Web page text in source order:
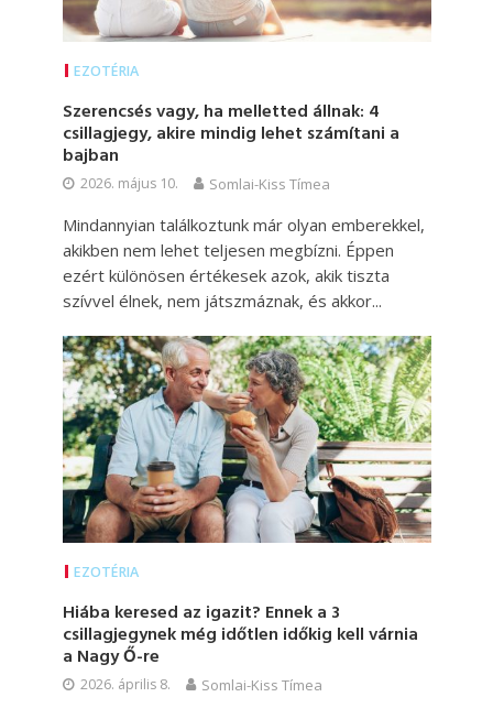
EZOTÉRIA
Szerencsés vagy, ha melletted állnak: 4
csillagjegy, akire mindig lehet számítani a
bajban
2026. május 10. Somlai-Kiss Tímea
Mindannyian találkoztunk már olyan emberekkel,
akikben nem lehet teljesen megbízni. Éppen
ezért különösen értékesek azok, akik tiszta
szívvel élnek, nem játszmáznak, és akkor...
EZOTÉRIA
Hiába keresed az igazit? Ennek a 3
csillagjegynek még időtlen időkig kell várnia
a Nagy Ő-re
2026. április 8. Somlai-Kiss Tímea